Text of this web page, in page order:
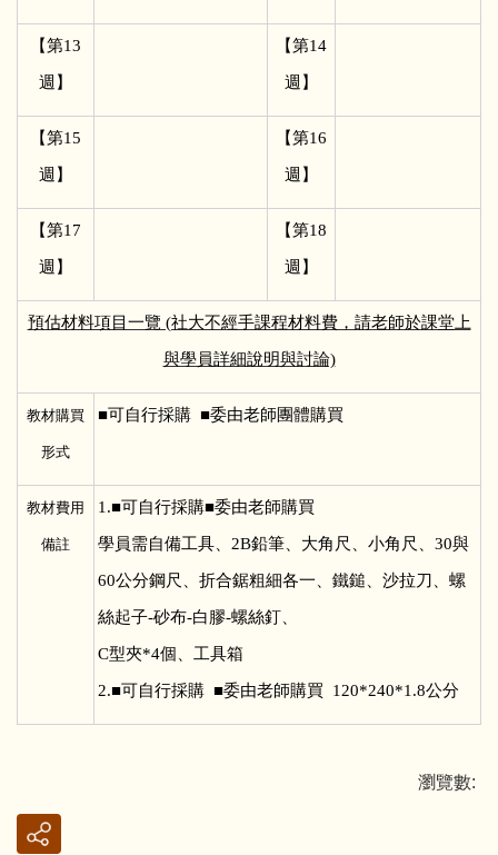
【第13
週】
【第14
週】
【第15
週】
【第16
週】
【第17
週】
【第18
週】
預估材料項目一覽 (社大不經手課程材料費，請老師於課堂上
與學員詳細說明與討論)
教材購買
形式
■可自行採購 ■委由老師團體購買
教材費用
備註
1.■可自行採購■委由老師購買
學員需自備工具、2B鉛筆、大角尺、小角尺、30與
60公分鋼尺、折合鋸粗細各一、鐵鎚、沙拉刀、螺
絲起子-砂布-白膠-螺絲釘、
C型夾*4個、工具箱
2.■可自行採購 ■委由老師購買 120*240*1.8公分
瀏覽數: